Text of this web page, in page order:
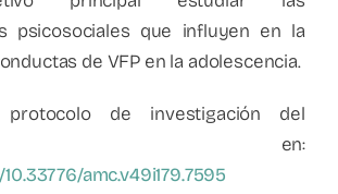
psicosociales que influyen en la
de VFP en la adolescencia.
de investigación del
en:
amc.v49i179.7595